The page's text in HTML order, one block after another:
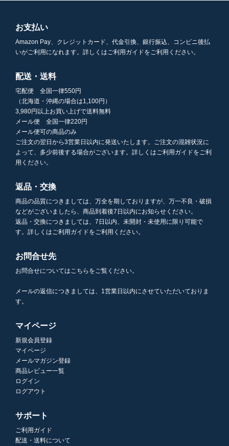
お支払い
Amazon Pay、クレジットカード、代金引換、銀行振込、コンビニ後払
いがご利用になれます。詳しくはご利用ガイドをご利用ください。
配送・送料
宅配便 全国一律550円
（北海道・沖縄の場合は1,100円）
3,980円以上お買い上げで送料無料
メール便 全国一律220円
メール便可の商品のみ
ご注文の翌日から3営業日以内に発送いたします。ご注文の混雑状況に
よって、多少前後する場合がございます。詳しくはご利用ガイドをご利
用ください。
返品・交換
商品の品質につきましては、万全を期しておりますが、万一不良・破損
などがございましたら、商品到着後7日以内にお知らせください。
返品・交換につきましては、7日以内、未開封・未使用に限り可能で
す。詳しくはご利用ガイドをご利用ください。
お問合せ先
お問合せについてはこちらをご覧ください。
メールの返信につきましては、1営業日以内にさせていただいておりま
す。
マイページ
新規会員登録
マイページ
メールマガジン登録
商品レビュー一覧
ログイン
ログアウト
サポート
ご利用ガイド
配送・送料について